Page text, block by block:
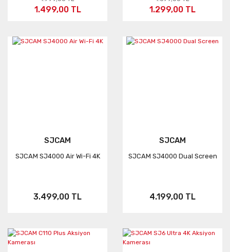
1.499,00 TL 1.299,00 TL
SJCAM
SJCAM SJ4000 Air Wi-Fi 4K
3.499,00 TL
SJCAM
SJCAM SJ4000 Dual Screen
4.199,00 TL